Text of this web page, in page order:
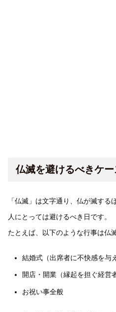
仏滅を避けるべきケー
「仏滅」は文字通り、仏が滅す
人にとっては避けるべき日です。
たとえば、以下のような行事は仏
結婚式（出席者に不快感を与
開店・開業（縁起を担ぐ経営
お祝い事全般